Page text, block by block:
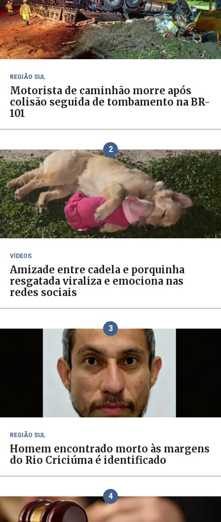
REGIÃO SUL
Motorista de caminhão morre após
colisão seguida de tombamento na BR-
101
2
VÍDEOS
Amizade entre cadela e porquinha
resgatada viraliza e emociona nas
redes sociais
3
REGIÃO SUL
Homem encontrado morto às margens
do Rio Criciúma é identificado
4